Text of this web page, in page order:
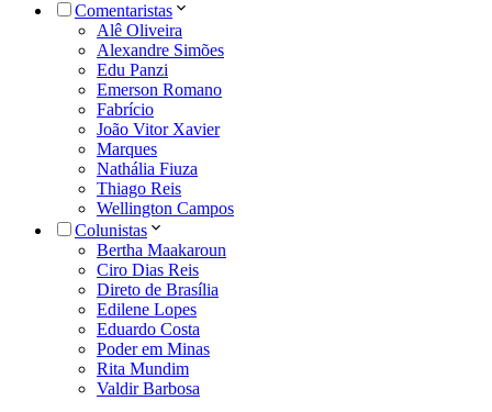
Comentaristas
Alê Oliveira
Alexandre Simões
Edu Panzi
Emerson Romano
Fabrício
João Vitor Xavier
Marques
Nathália Fiuza
Thiago Reis
Wellington Campos
Colunistas
Bertha Maakaroun
Ciro Dias Reis
Direto de Brasília
Edilene Lopes
Eduardo Costa
Poder em Minas
Rita Mundim
Valdir Barbosa